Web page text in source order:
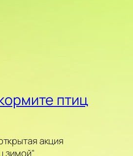
птиц
акция
зимой"